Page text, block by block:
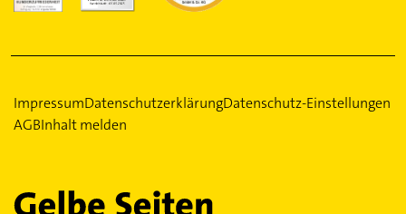
ImpressumDatenschutzerklärungDatenschutz-Einstellungen
AGBInhalt melden